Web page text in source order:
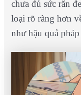
chưa đủ sức răn
loại rõ ràng hơn
như hậu quả